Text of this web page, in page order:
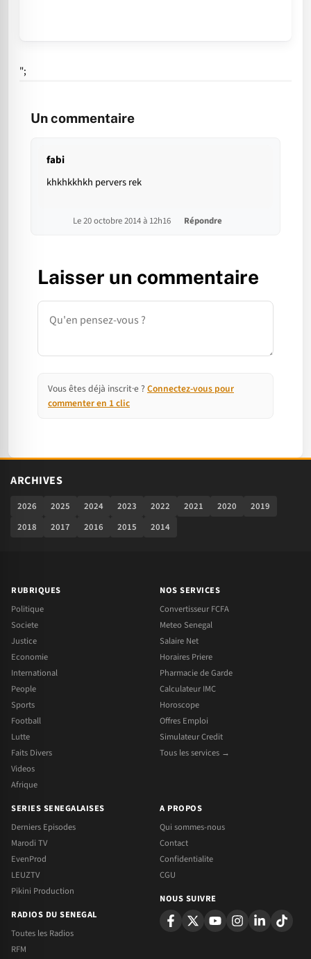
";
Un commentaire
fabi
khkhkkhkh pervers rek
Le 20 octobre 2014 à 12h16 Répondre
Laisser un commentaire
Commentaire
Vous êtes déjà inscrit·e ? Connectez-vous pour
commenter en 1 clic
ARCHIVES
2026 2025 2024 2023 2022 2021 2020
2019
2018
2017 2016 2015 2014
RUBRIQUES
Politique
Societe
Justice
Economie
International
People
Sports
Football
Lutte
Faits Divers
Videos
Afrique
NOS SERVICES
Convertisseur FCFA
Meteo Senegal
Salaire Net
Horaires Priere
Pharmacie de Garde
Calculateur IMC
Horoscope
Offres Emploi
Simulateur Credit
Tous les services →
SERIES SENEGALAISES
Derniers Episodes
Marodi TV
EvenProd
LEUZTV
Pikini Production
RADIOS DU SENEGAL
Toutes les Radios
RFM
A PROPOS
Qui sommes-nous
Contact
Confidentialite
CGU
NOUS SUIVRE